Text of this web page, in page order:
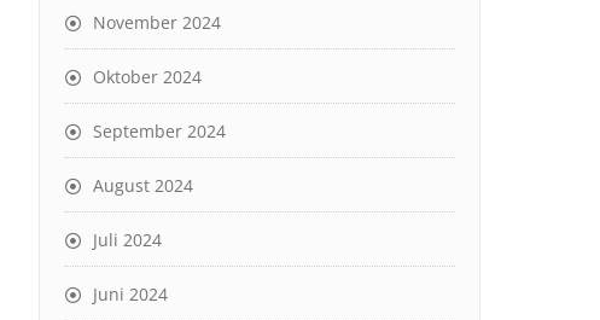
November 2024
Oktober 2024
September 2024
August 2024
Juli 2024
Juni 2024